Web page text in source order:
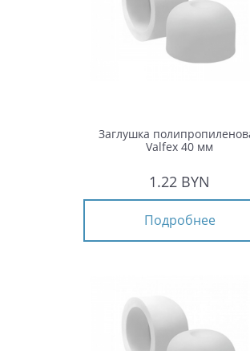
Заглушка
Valfex 40 мм
1.22 BYN
Подробнее